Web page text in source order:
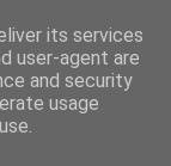
its services
user-agent are
and security
usage